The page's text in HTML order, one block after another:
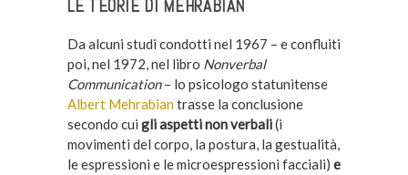
LE TEORIE DI MEHRABIAN
Da alcuni studi condotti nel 1967 – e confluiti
poi, nel 1972, nel libro Nonverbal
Communication– lo psicologo statunitense
Albert Mehrabiantrasse la conclusione
secondo cui gli aspetti non verbali(i
movimenti del corpo, la postura, la gestualità,
le espressioni e le microespressioni facciali) e